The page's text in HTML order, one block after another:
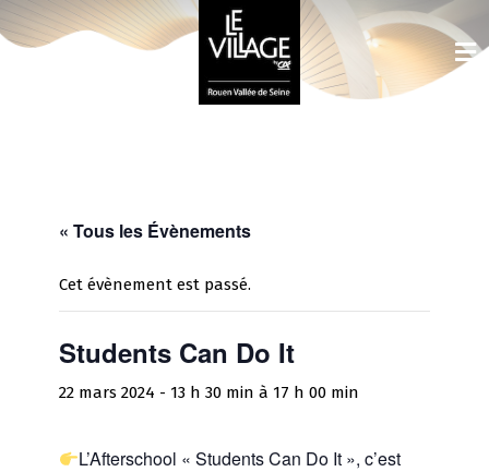
« Tous les Évènements
Cet évènement est passé.
Students Can Do It
22 mars 2024 - 13 h 30 min à 17 h 00 min
L’Afterschool « Students Can Do It », c’est